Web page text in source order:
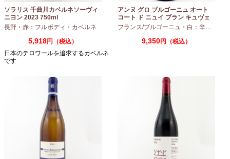
ソラリス 千曲川カベルネソーヴィ
ニヨン 2023 750ml
長野 ・ 赤：フルボディ ・ カベルネ
5,918円（税込）
日本のテロワールを追求するカベルネ
です
アンヌ グロ ブルゴーニュ オート
コート ド ニュイ ブラン キュヴェ
マリーヌ 2024 750ml
フランス/ブルゴーニュ ・ 白：辛口
9,350円（税込）